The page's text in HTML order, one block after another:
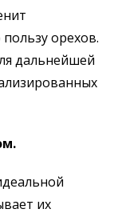
орехов.
дальнейшей
их